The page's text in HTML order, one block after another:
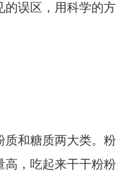
的误区，用科学的方
质和糖质两大类。粉
高，吃起来干干粉粉